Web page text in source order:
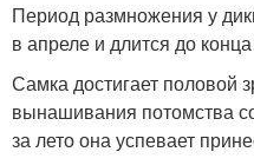
Период размножения у
в апреле и длится до
Самка достигает половой
вынашивания потомства
за лето она успевает